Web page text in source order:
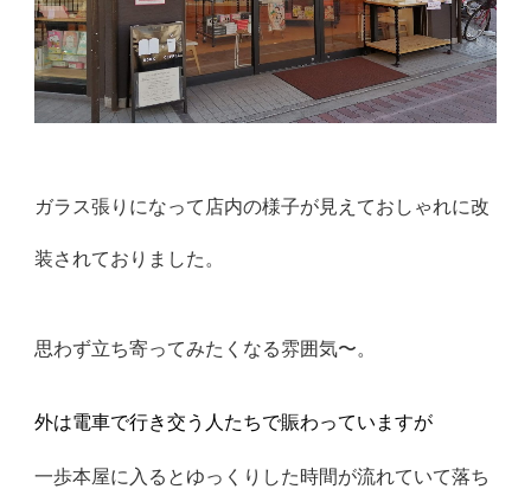
ガラス張りになって店内の様子が見えておしゃれに改
装されており ました。
思わず立ち寄ってみたくなる雰囲気〜。
外は電車で行き交う人たちで賑わっていますが
一歩本屋に入るとゆっくりした時間が流れていて落ち